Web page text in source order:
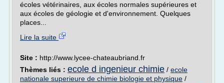
écoles vétérinaires, aux écoles normales supérieures et
aux écoles de géologie et d'environnement. Quelques
places...
Lire la suite
Site : http://www.lycee-chateaubriand.fr
Thèmes liés : ecole d ingenieur chimie / ecole
nationale superieure de chimie biologie et physique /